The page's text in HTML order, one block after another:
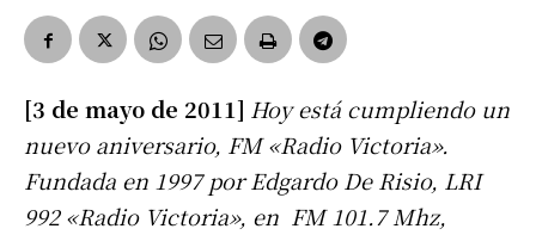
[3 de mayo de 2011] Hoy está cumpliendo un
nuevo aniversario, FM «Radio Victoria».
Fundada en 1997 por Edgardo De Risio, LRI
992 «Radio Victoria», en FM 101.7 Mhz,